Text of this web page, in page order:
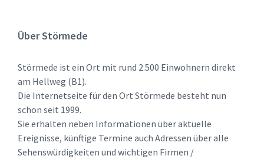
Über Störmede
Störmede ist ein Ort mit rund 2.500 Einwohnern direkt
am Hellweg (B1).
Die Internetseite für den Ort Störmede besteht nun
schon seit 1999.
Sie erhalten neben Informationen über aktuelle
Ereignisse, künftige Termine auch Adressen über alle
Sehenswürdigkeiten und wichtigen Firmen /